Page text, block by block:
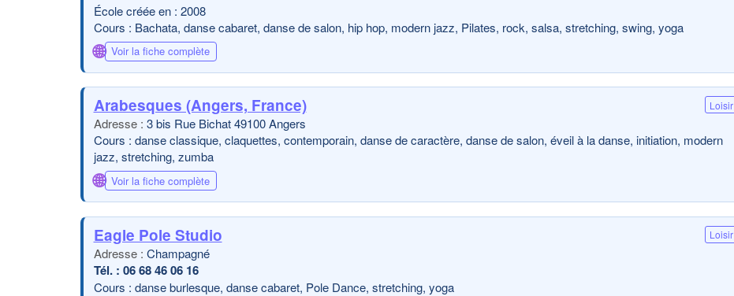
École créée en : 2008
Cours : Bachata, danse cabaret, danse de salon, hip hop, modern jazz, Pilates, rock, salsa, stretching, swing, yoga
🌐 Voir la fiche complète
Arabesques (Angers, France) Loisir
3 bis Rue Bichat 49100 Angers
Cours : danse classique, claquettes, contemporain, danse de caractère, danse de salon, éveil à la danse, initiation, modern
jazz, stretching, zumba
🌐 Voir la fiche complète
Eagle Pole Studio Loisir
Champagné
06 68 46 06 16
Cours : danse burlesque, danse cabaret, Pole Dance, stretching, yoga